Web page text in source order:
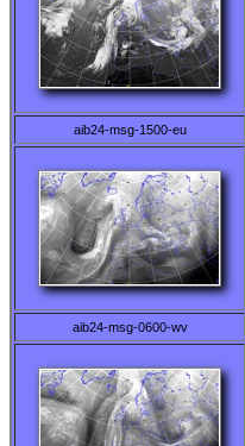
aib24-msg-1500-eu
aib24-msg-0600-wv